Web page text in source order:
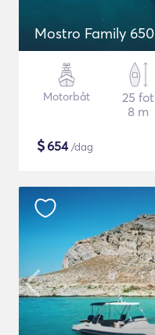
Mostro Family 650
Motorbåt
25 fot
8 m
$654/dag